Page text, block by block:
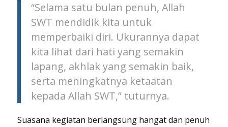
“Selama satu bulan penuh, Allah
SWT mendidik kita untuk
memperbaiki diri. Ukurannya dapat
kita lihat dari hati yang semakin
lapang, akhlak yang semakin baik,
serta meningkatnya ketaatan
kepada Allah SWT,” tuturnya.
Suasana kegiatan berlangsung hangat dan penuh